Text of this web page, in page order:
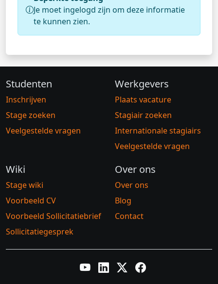
Je moet ingelogd zijn om deze informatie
te kunnen zien.
Studenten
Inschrijven
Stage zoeken
Veelgestelde vragen
Werkgevers
Plaats vacature
Stagiair zoeken
Internationale stagiairs
Veelgestelde vragen
Wiki
Stage wiki
Voorbeeld CV
Voorbeeld Sollicitatiebrief
Sollicitatiegesprek
Over ons
Over ons
Blog
Contact
YouTubeLinkedInTwitter XFacebook